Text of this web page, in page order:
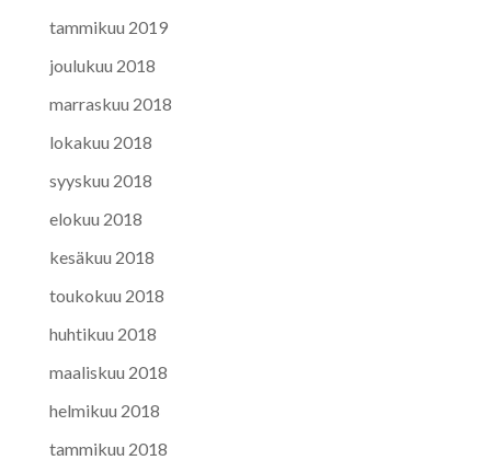
tammikuu 2019
joulukuu 2018
marraskuu 2018
lokakuu 2018
syyskuu 2018
elokuu 2018
kesäkuu 2018
toukokuu 2018
huhtikuu 2018
maaliskuu 2018
helmikuu 2018
tammikuu 2018